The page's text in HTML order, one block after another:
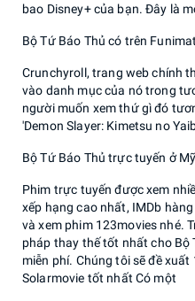
bao Disney+ của bạn. Đây là
Bộ Tứ Báo Thủ có trên
Crunchyroll, trang web chính
vào danh mục của nó trong
người muốn xem thứ gì đó
'Demon Slayer: Kimetsu no
Bộ Tứ Báo Thủ trực tuyến ở
Phim trực tuyến được xem
xếp hạng cao nhất, IMDb
và xem phim 123movies nhé.
pháp thay thế tốt nhất cho Bộ
miễn phí. Chúng tôi sẽ đề
Solarmovie tốt nhất Có một